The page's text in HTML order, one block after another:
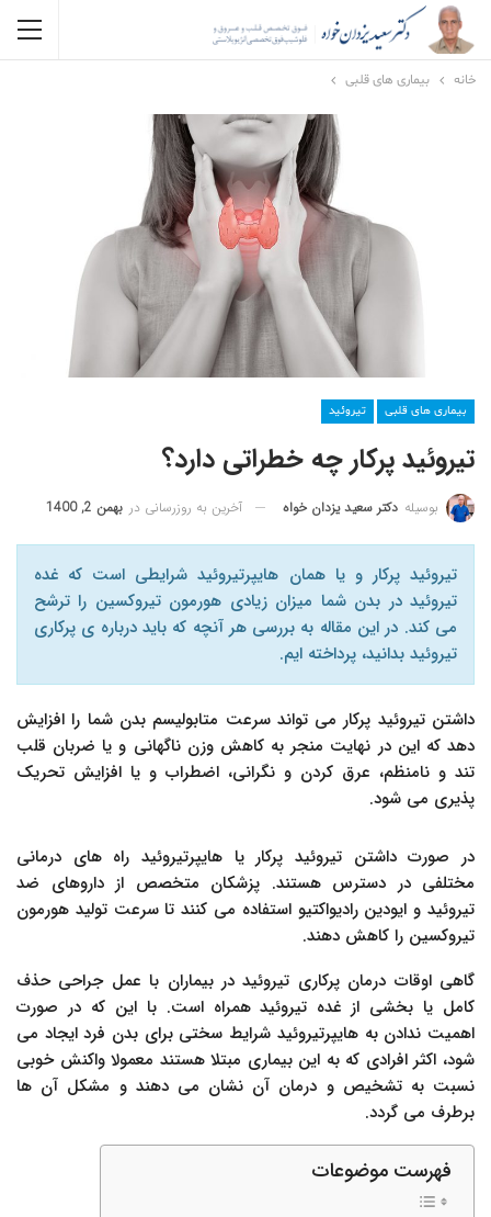
خانه بیماری های قلبی
بیماری های قلبی تیروئید
تیروئید پرکار چه خطراتی دارد؟
بوسیله دکتر سعید یزدان خواه آخرین به روزرسانی در بهمن 2, 1400
تیروئید پرکار و یا همان هایپرتیروئید شرایطی است که غده
تیروئید در بدن شما میزان زیادی هورمون تیروکسین را ترشح
می کند. در این مقاله به بررسی هر آنچه که باید درباره ی پرکاری
تیروئید بدانید، پرداخته ایم.
داشتن تیروئید پرکار می تواند سرعت متابولیسم بدن شما را افزایش
دهد که این در نهایت منجر به کاهش وزن ناگهانی و یا ضربان قلب
تند و نامنظم، عرق کردن و نگرانی، اضطراب و یا افزایش تحریک
پذیری می شود.
در صورت داشتن تیروئید پرکار یا هایپرتیروئید راه های درمانی
مختلفی در دسترس هستند. پزشکان متخصص از داروهای ضد
تیروئید و ایودین رادیواکتیو استفاده می کنند تا سرعت تولید هورمون
تیروکسین را کاهش دهند.
گاهی اوقات درمان پرکاری تیروئید در بیماران با عمل جراحی حذف
کامل یا بخشی از غده تیروئید همراه است. با این که در صورت
اهمیت ندادن به هایپرتیروئید شرایط سختی برای بدن فرد ایجاد می
شود، اکثر افرادی که به این بیماری مبتلا هستند معمولا واکنش خوبی
نسبت به تشخیص و درمان آن نشان می دهند و مشکل آن ها
برطرف می گردد.
فهرست موضوعات